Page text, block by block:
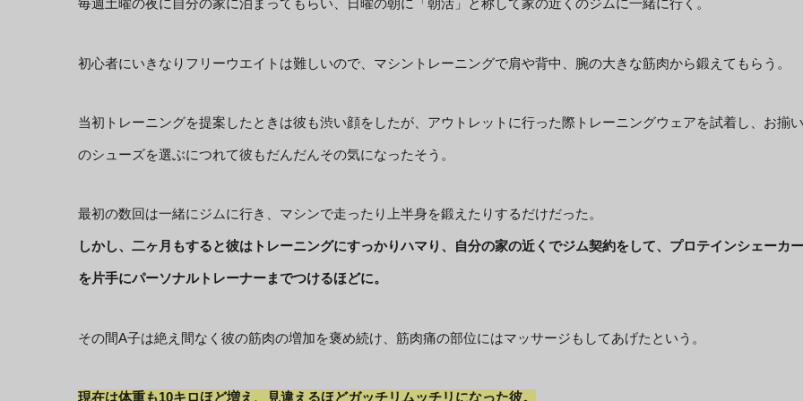
毎週土曜の夜に自分の家に泊まってもらい、日曜の朝に「朝活」と称して家の近くのジムに一緒に行く。
初心者にいきなりフリーウエイトは難しいので、マシントレーニングで肩や背中、腕の大きな筋肉から鍛えてもらう。
当初トレーニングを提案したときは彼も渋い顔をしたが、アウトレットに行った際トレーニングウェアを試着し、お揃い
のシューズを選ぶにつれて彼もだんだんその気になったそう。
最初の数回は一緒にジムに行き、マシンで走ったり上半身を鍛えたりするだけだった。
しかし、二ヶ月もすると彼はトレーニングにすっかりハマり、自分の家の近くでジム契約をして、プロテインシェーカー
を片手にパーソナルトレーナーまでつけるほどに。
その間A子は絶え間なく彼の筋肉の増加を褒め続け、筋肉痛の部位にはマッサージもしてあげたという。
現在は体重も10キロほど増え、見違えるほどガッチリムッチリになった彼。